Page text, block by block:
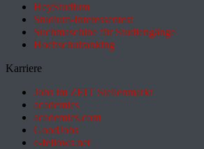
HeyStudium
Studium-Interessentest
Suchmaschine für Studiengänge
Hochschulranking
Karriere
Jobs im ZEIT Stellenmarkt
academics
academics.com
GoodJobs
e-fellows.net